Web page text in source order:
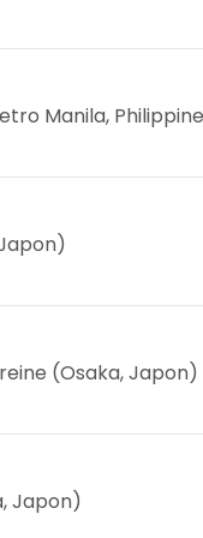
Manila,
(Osaka, Japon)
Japon)